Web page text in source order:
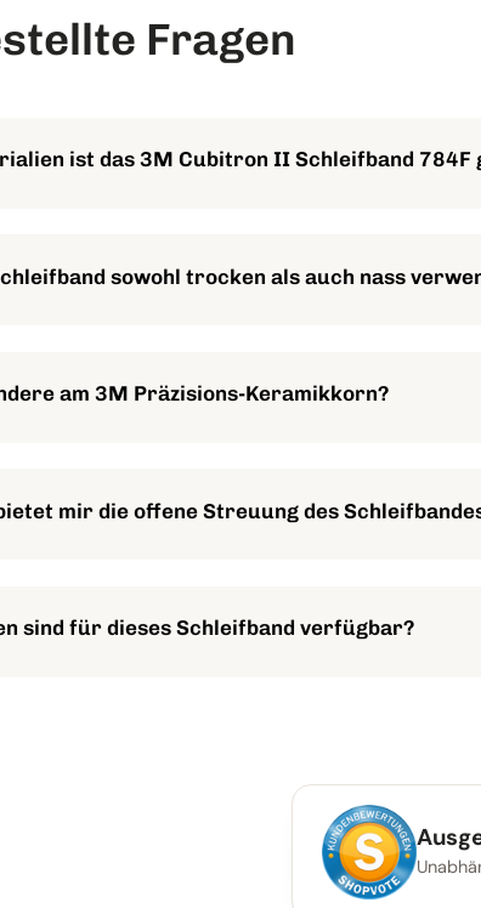
Fragen
ist das 3M Cubitron II Schleifband 784F
sowohl trocken als auch nass
am 3M Präzisions-Keramikkorn?
mir die offene Streuung des
sind für dieses Schleifband verfügbar?